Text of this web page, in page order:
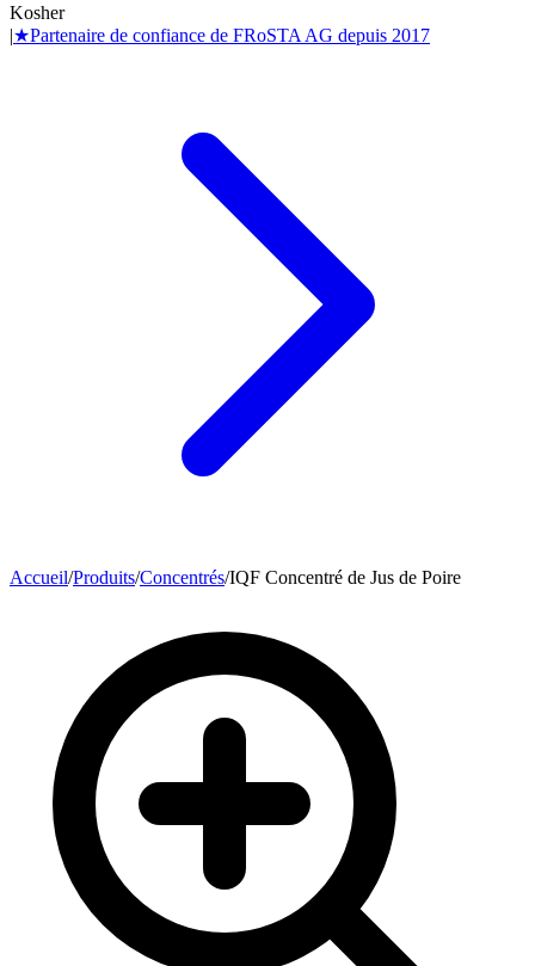
Kosher
|★Partenaire de confiance de FRoSTA AG depuis 2017
Accueil/Produits/Concentrés/IQF Concentré de Jus de Poire